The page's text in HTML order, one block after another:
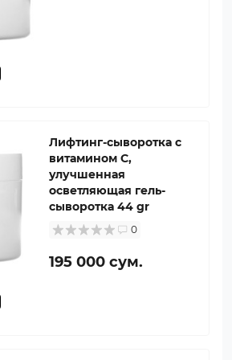
Лифтинг-сыворотка с
витамином С,
улучшенная
осветляющая гель-
сыворотка 44 gr
0
195 000 сум.